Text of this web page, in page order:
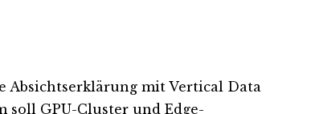
Absichtserklärung mit Vertical Data
GPU-Cluster und Edge-